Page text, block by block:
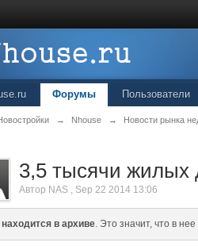
Форумы Пользователи
→ Nhouse → Новости рынка
3,5 тысячи жилых
Автор NAS , Sep 22 2014 13:06
в архиве. Это значит, что в